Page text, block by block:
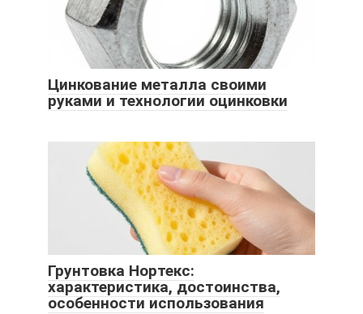
Цинкование металла своими
руками и технологии оцинковки
Грунтовка Нортекс:
характеристика, достоинства,
особенности использования